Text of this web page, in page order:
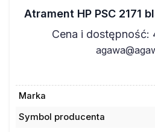
Atrament HP PSC 2171
Cena i dostępność:
Marka
Symbol producenta